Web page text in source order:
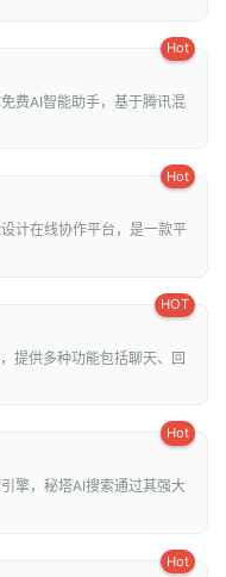
Hot
费AI智能助手，基于腾讯混
Hot
计在线协作平台，是一款平
HOT
提供多种功能包括聊天、回
Hot
擎，秘塔AI搜索通过其强大
Hot